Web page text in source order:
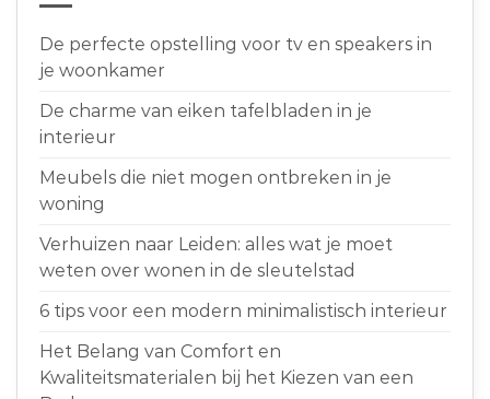
De perfecte opstelling voor tv en speakers in
je woonkamer
De charme van eiken tafelbladen in je
interieur
Meubels die niet mogen ontbreken in je
woning
Verhuizen naar Leiden: alles wat je moet
weten over wonen in de sleutelstad
6 tips voor een modern minimalistisch interieur
Het Belang van Comfort en
Kwaliteitsmaterialen bij het Kiezen van een